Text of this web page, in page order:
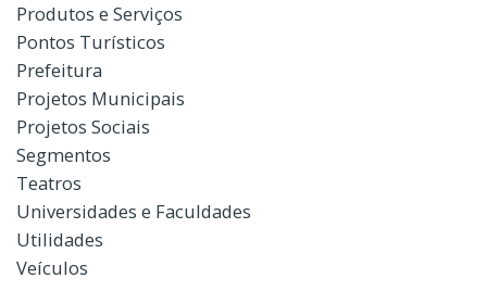
Produtos e Serviços
Pontos Turísticos
Prefeitura
Projetos Municipais
Projetos Sociais
Segmentos
Teatros
Universidades e Faculdades
Utilidades
Veículos